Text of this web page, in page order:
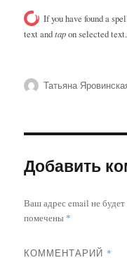
If you have found a
text andtapon selected text.
Автор
Татьяна
Добавить
Ваш адрес email не будет
помечены *
КОММЕНТАРИЙ *